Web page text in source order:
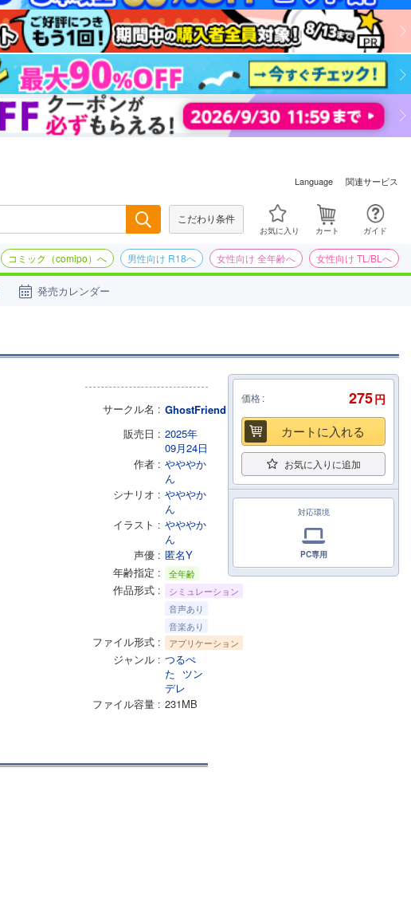
Language 関連サービス
こだわり条件
お気に入り カート ガイド
コミック（comipo）へ 男性向け R18へ 女性向け 全年齢へ 女性向け TL/BLへ
発売カレンダー
サークル名
GhostFriend
販売日
2025年
09月24日
作者
やややか
ん
シナリオ
やややか
ん
イラスト
やややか
ん
声優
匿名Y
年齢指定
全年齢
作品形式
シミュレーション
音声あり
音楽あり
ファイル形式 アプリケーション
ジャンル
つるぺ
た ツン
デレ
ファイル容量
231MB
価格 275円
カートに入れる
お気に入りに追加
対応環境
PC専用